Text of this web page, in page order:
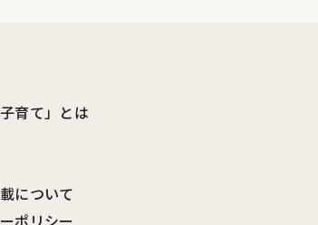
育て」とは
について